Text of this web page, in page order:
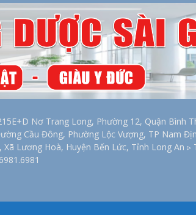
Nơ Trang Long, Phường 12, Quận Bình
Cầu Đông, Phường Lộc Vượng, TP Nam
Lương Hoà, Huyện Bến Lức, Tỉnh Long An ▹